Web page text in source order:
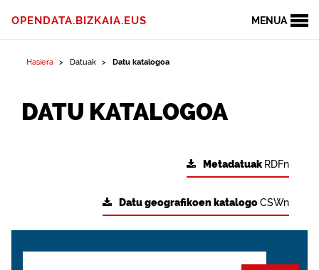
MENUA
OPENDATA.BIZKAIA.EUS
Hasiera Datuak Datu katalogoa
DATU KATALOGOA
Metadatuak RDFn
Datu geografikoen katalogoCSWn